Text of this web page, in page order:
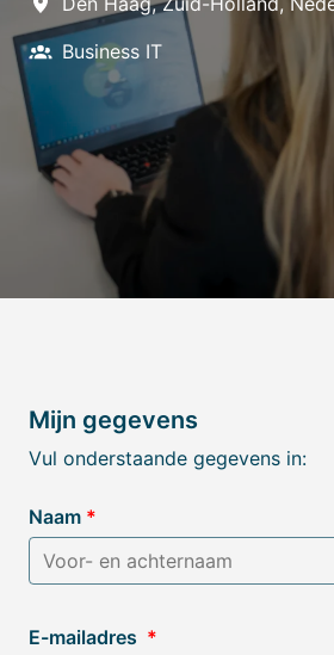
Business IT
Mijn gegevens
Vul onderstaande gegevens in:
Naam *
E-mailadres *